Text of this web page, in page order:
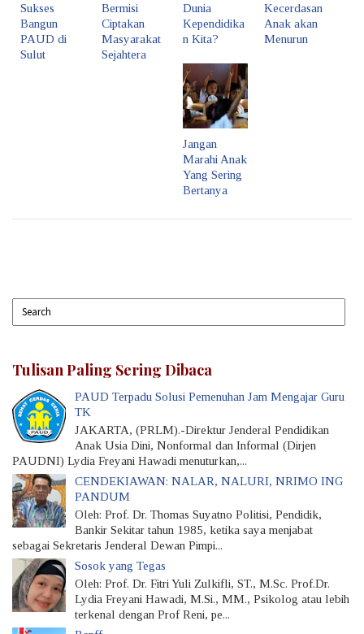
Sukses
Bangun
PAUD di
Sulut
Bermisi
Ciptakan
Masyarakat
Sejahtera
Dunia
Kependidika
n Kita?
Kecerdasan
Anak akan
Menurun
Jangan
Marahi Anak
Yang Sering
Bertanya
Tulisan Paling Sering Dibaca
PAUD Terpadu Solusi Pemenuhan Jam Mengajar Guru
TK
JAKARTA, (PRLM).-Direktur Jenderal Pendidikan
Anak Usia Dini, Nonformal dan Informal (Dirjen
PAUDNI) Lydia Freyani Hawadi menuturkan,...
CENDEKIAWAN: NALAR, NALURI, NRIMO ING
PANDUM
Oleh: Prof. Dr. Thomas Suyatno Politisi, Pendidik,
Bankir Sekitar tahun 1985, ketika saya menjabat
sebagai Sekretaris Jenderal Dewan Pimpi...
Sosok yang Tegas
Oleh: Prof. Dr. Fitri Yuli Zulkifli, ST., M.Sc. Prof.Dr.
Lydia Freyani Hawadi, M.Si., MM., Psikolog atau lebih
terkenal dengan Prof Reni, pe...